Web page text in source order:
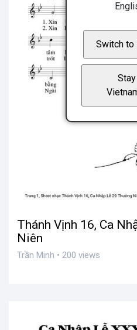
Thánh Vịnh 16, Ca
Niên
Trần Minh • 200 views
Switch to